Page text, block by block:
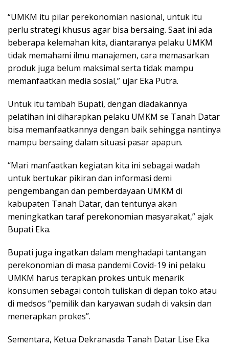
“UMKM itu pilar perekonomian nasional, untuk itu
perlu strategi khusus agar bisa bersaing. Saat ini ada
beberapa kelemahan kita, diantaranya pelaku UMKM
tidak memahami ilmu manajemen, cara memasarkan
produk juga belum maksimal serta tidak mampu
memanfaatkan media sosial,” ujar Eka Putra.
Untuk itu tambah Bupati, dengan diadakannya
pelatihan ini diharapkan pelaku UMKM se Tanah Datar
bisa memanfaatkannya dengan baik sehingga nantinya
mampu bersaing dalam situasi pasar apapun.
“Mari manfaatkan kegiatan kita ini sebagai wadah
untuk bertukar pikiran dan informasi demi
pengembangan dan pemberdayaan UMKM di
kabupaten Tanah Datar, dan tentunya akan
meningkatkan taraf perekonomian masyarakat,” ajak
Bupati Eka.
Bupati juga ingatkan dalam menghadapi tantangan
perekonomian di masa pandemi Covid-19 ini pelaku
UMKM harus terapkan prokes untuk menarik
konsumen sebagai contoh tuliskan di depan toko atau
di medsos “pemilik dan karyawan sudah di vaksin dan
menerapkan prokes”.
Sementara, Ketua Dekranasda Tanah Datar Lise Eka